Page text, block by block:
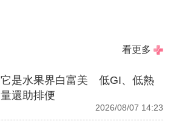
看更多
它是水果界白富美 低GI、低熱
量還助排便
2026/08/07 14:23